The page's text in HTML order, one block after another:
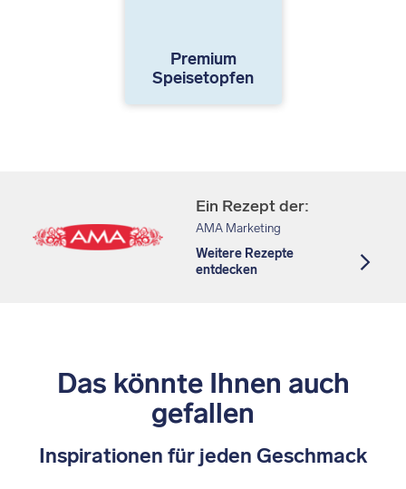
Premium
Speisetopfen
Ein Rezept der:
AMA Marketing
Weitere Rezepte
entdecken
Das könnte Ihnen auch
gefallen
Inspirationen für jeden Geschmack